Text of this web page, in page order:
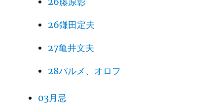
26鎌田定夫
27亀井文夫
28パルメ、オロフ
03月忌